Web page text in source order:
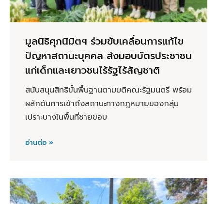
มูลนิธิศุภนิมิตฯ ร่วมขับเคลื่อนการแก้ไข
ปัญหาสถานะบุคคล ส่งมอบบัตรประชาชน
แก่เด็กและเยาวชนไร้รัฐไร้สัญชาติ
สนับสนุนสิทธิขั้นพื้นฐานตามมติคณะรัฐมนตรี พร้อม
ผลักดันการเข้าถึงสถานะทางกฎหมายของกลุ่ม
เปราะบางในพื้นที่ชายขอบ
อ่านต่อ »